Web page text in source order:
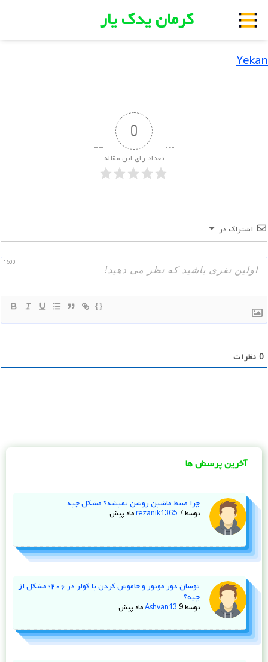
کرمان یدک یار
Yekan
0
تعداد رای این مقاله
اشتراک در
1500
{}
0 نظرات
آخرین پرسش ها
چرا ضبط ماشین روشن نمیشه؟ مشکل چیه
توسط rezanik1365 7 ماه پیش
نوسان دور موتور و خاموش کردن با کولر در ۲۰۶؛ مشکل از
چیه؟
توسط Ashvan13 9 ماه پیش